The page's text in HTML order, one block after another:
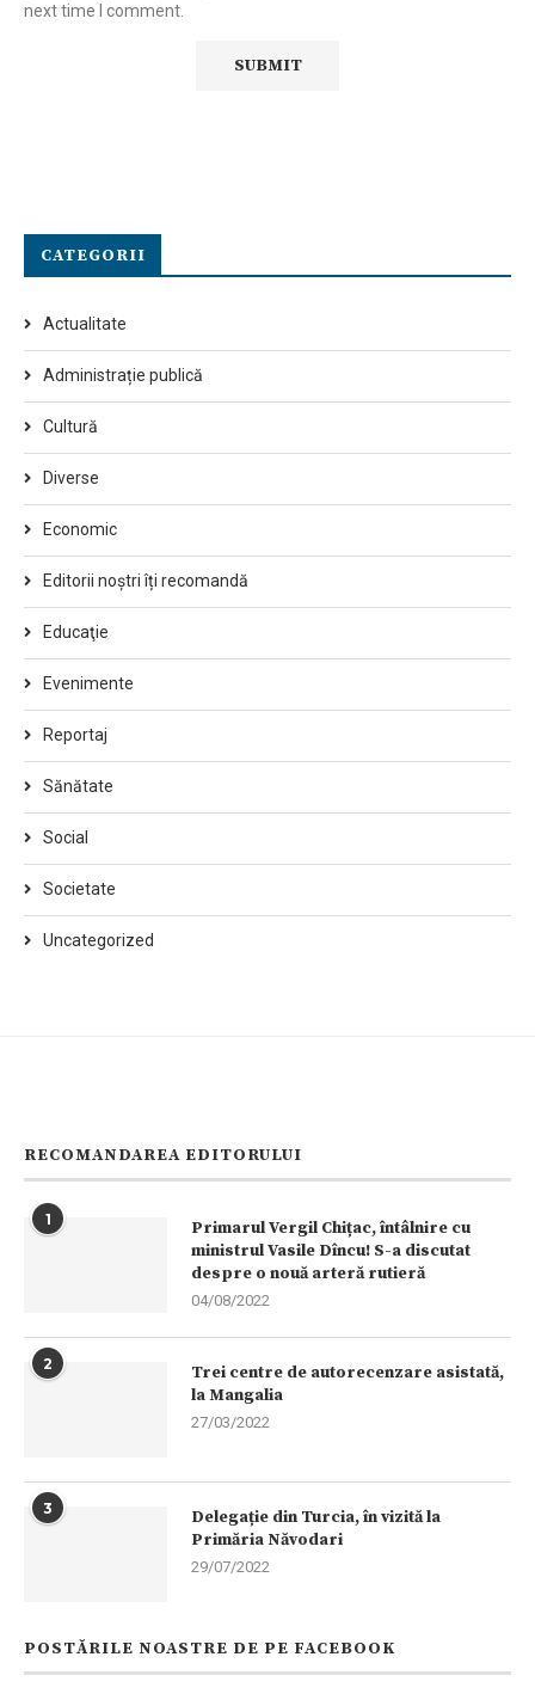
next time I comment.
CATEGORII
Actualitate
Administrație publică
Cultură
Diverse
Economic
Editorii noștri îți recomandă
Educaţie
Evenimente
Reportaj
Sănătate
Social
Societate
Uncategorized
RECOMANDAREA EDITORULUI
1
Primarul Vergil Chițac, întâlnire cu
ministrul Vasile Dîncu! S-a discutat
despre o nouă arteră rutieră
04/08/2022
2
Trei centre de autorecenzare asistată,
la Mangalia
27/03/2022
3
Delegație din Turcia, în vizită la
Primăria Năvodari
29/07/2022
POSTĂRILE NOASTRE DE PE FACEBOOK